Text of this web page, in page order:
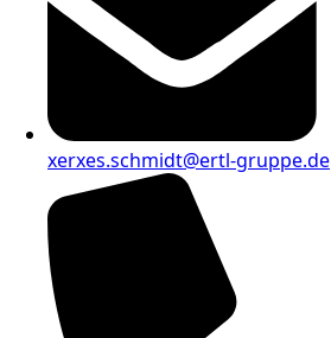
xerxes.schmidt@ertl-gruppe.de